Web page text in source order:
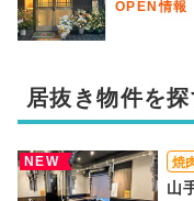
OPEN情報
居抜き物件を
NEW 焼
山